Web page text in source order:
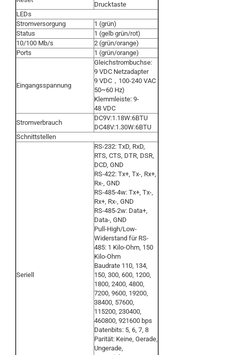
Drucktaste
LEDs
Stromversorgung
1 (grün)
Status
1 (gelb grün/rot)
10/100 Mb/s
2 (grün/orange)
Ports
1 (grün/orange)
Eingangsspannung
Gleichstrombuchse:
9 VDC Netzadapter
9 VDC，100-240 VAC
50~60 Hz)
Klemmleiste: 9-
48 VDC
Stromverbrauch
DC9V:1.18W:6BTU
DC48V:1.30W:6BTU
Schnittstellen
Seriell
RS-232: TxD, RxD,
RTS, CTS, DTR, DSR,
DCD, GND
RS-422: Tx+, Tx-, Rx+,
Rx-, GND
RS-485-4w: Tx+, Tx-,
Rx+, Rx-, GND
RS-485-2w: Data+,
Data-, GND
Pull-High/Low-
Widerstand für RS-
485: 1 Kilo-Ohm, 150
Kilo-Ohm
Baudrate 110, 134,
150, 300, 600, 1200,
1800, 2400, 4800,
7200, 9600, 19200,
38400, 57600,
115200, 230400,
460800, 921600 bps
Datenbits: 5, 6, 7, 8
Parität: Keine, Gerade,
Ungerade,